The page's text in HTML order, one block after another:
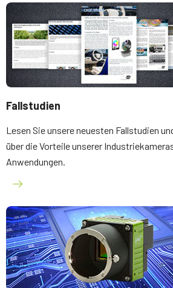
Fallstudien
Lesen Sie unsere neuesten Fallstudien
über die Vorteile unserer
Anwendungen.